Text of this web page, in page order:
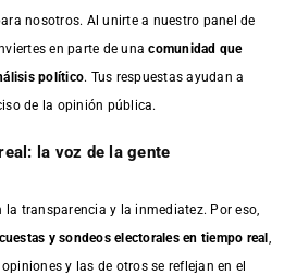
nosotros. Al unirte a nuestro panel de
en parte de unacomunidad que
político. Tus respuestas ayudan a
de la opinión pública.
la voz de la gente
la transparencia y la inmediatez. Por eso,
y sondeos electorales en tiempo real
y las de otros se reflejan en el